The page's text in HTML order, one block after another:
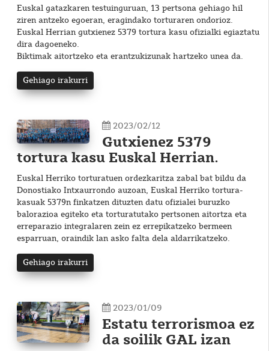
Euskal gatazkaren testuinguruan, 13 pertsona gehiago hil
ziren antzeko egoeran, eragindako torturaren ondorioz.
Euskal Herrian gutxienez 5379 tortura kasu ofizialki egiaztatu
dira dagoeneko.
Biktimak aitortzeko eta erantzukizunak hartzeko unea da.
Gehiago irakurri
2023/02/12
Gutxienez 5379
tortura kasu Euskal Herrian.
Euskal Herriko torturatuen ordezkaritza zabal bat bildu da
Donostiako Intxaurrondo auzoan, Euskal Herriko tortura-
kasuak 5379n finkatzen dituzten datu ofizialei buruzko
balorazioa egiteko eta torturatutako pertsonen aitortza eta
erreparazio integralaren zein ez errepikatzeko bermeen
esparruan, oraindik lan asko falta dela aldarrikatzeko.
Gehiago irakurri
2023/01/09
Estatu terrorismoa ez
da soilik GAL izan